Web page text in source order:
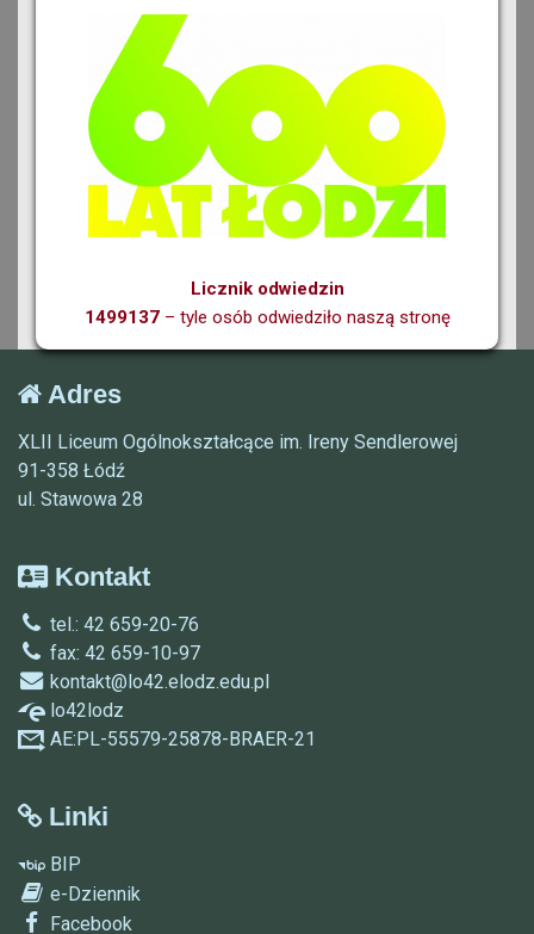
Licznik odwiedzin
1499137– tyle osób odwiedziło naszą stronę
Adres
XLII Liceum Ogólnokształcące im. Ireny Sendlerowej
91-358 Łódź
ul. Stawowa 28
Kontakt
tel.: 42 659-20-76
fax: 42 659-10-97
kontakt@lo42.elodz.edu.pl
lo42lodz
AE:PL-55579-25878-BRAER-21
Linki
BIP
e-Dziennik
Facebook